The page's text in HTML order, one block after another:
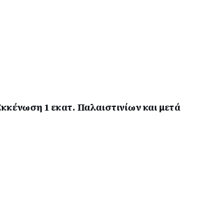
1 εκατ. Παλαιστινίων και μετά